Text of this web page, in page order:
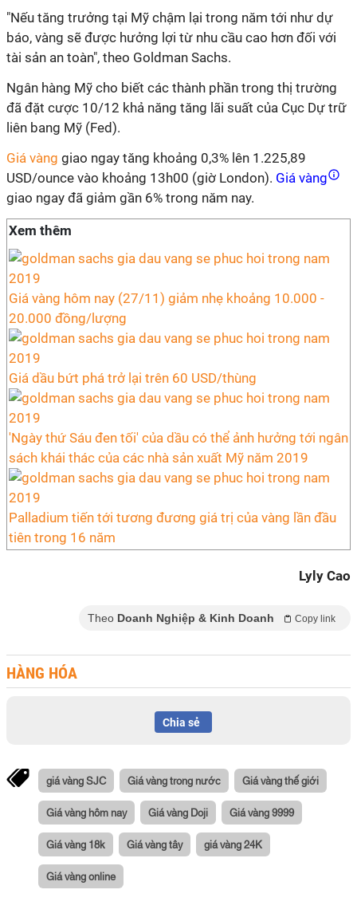
"Nếu tăng trưởng tại Mỹ chậm lại trong năm tới như dự
báo, vàng sẽ được hưởng lợi từ nhu cầu cao hơn đối với
tài sản an toàn", theo Goldman Sachs.
Ngân hàng Mỹ cho biết các thành phần trong thị trường
đã đặt cược 10/12 khả năng tăng lãi suất của Cục Dự trữ
liên bang Mỹ (Fed).
Giá vàng giao ngay tăng khoảng 0,3% lên 1.225,89
USD/ounce vào khoảng 13h00 (giờ London). Giá vàng
giao ngay đã giảm gần 6% trong năm nay.
Xem thêm
Giá vàng hôm nay (27/11) giảm nhẹ khoảng 10.000 -
20.000 đồng/lượng
Giá dầu bứt phá trở lại trên 60 USD/thùng
'Ngày thứ Sáu đen tối' của dầu có thể ảnh hưởng tới ngân
sách khái thác của các nhà sản xuất Mỹ năm 2019
Palladium tiến tới tương đương giá trị của vàng lần đầu
tiên trong 16 năm
Lyly Cao
Theo Doanh Nghiệp & Kinh Doanh Copy link
HÀNG HÓA
Chia sẻ
giá vàng SJC Giá vàng trong nước Giá vàng thế giới
Giá vàng hôm nay Giá vàng Doji Giá vàng 9999
Giá vàng 18k Giá vàng tây giá vàng 24K
Giá vàng online